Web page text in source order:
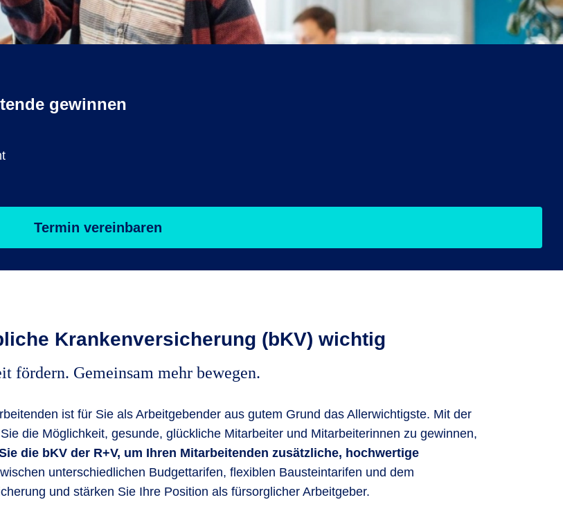
gewinnen
Termin vereinbaren
Krankenversicherung (bKV) wichtig
fördern. Gemeinsam mehr bewegen.
ist für Sie als Arbeitgebender aus gutem Grund das Allerwichtigste. Mit der
die Möglichkeit, gesunde, glückliche Mitarbeiter und Mitarbeiterinnen zu gewinnen,
die bKV der R+V, um Ihren Mitarbeitenden zusätzliche, hochwertige
unterschiedlichen Budgettarifen, flexiblen Bausteintarifen und dem
und stärken Sie Ihre Position als fürsorglicher Arbeitgeber.